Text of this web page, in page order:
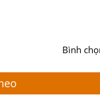
Bình